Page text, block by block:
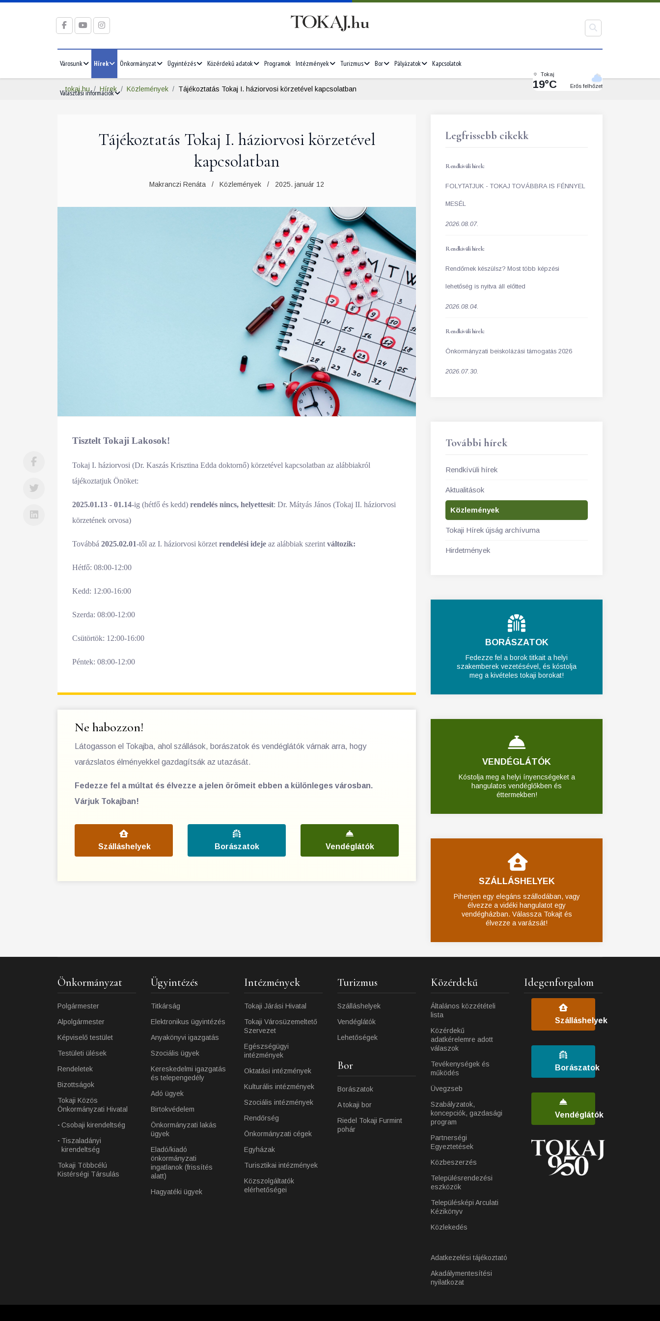
Városunk Hírek Önkormányzat Ügyintézés Közérdekű adatok Programok Intézmények Turizmus Bor Pályázatok Kapcsolatok
Választási információk
Tokaj
19°C Erős felhőzet
tokaj.hu Hírek Közlemények Tájékoztatás Tokaj I. háziorvosi körzetével kapcsolatban
Tájékoztatás Tokaj I. háziorvosi körzetével
kapcsolatban
Makranczi Renáta Közlemények 2025. január 12
Tisztelt Tokaji Lakosok!
Tokaj I. háziorvosi (Dr. Kaszás Krisztina Edda doktornő) körzetével kapcsolatban az alábbiakról
tájékoztatjuk Önöket:
2025.01.13 - 01.14-ig (hétfő és kedd) rendelés nincs, helyettesít: Dr. Mátyás János (Tokaj II. háziorvosi
körzetének orvosa)
Továbbá 2025.02.01-től az I. háziorvosi körzet rendelési ideje az alábbiak szerint változik:
Hétfő: 08:00-12:00
Kedd: 12:00-16:00
Szerda: 08:00-12:00
Csütörtök: 12:00-16:00
Péntek: 08:00-12:00
Ne habozzon!
Látogasson el Tokajba, ahol szállások, borászatok és vendéglátók várnak arra, hogy
varázslatos élményekkel gazdagítsák az utazását.
Fedezze fel a múltat és élvezze a jelen örömeit ebben a különleges városban.
Várjuk Tokajban!
Szálláshelyek Borászatok Vendéglátók
Legfrissebb cikekk
Rendkívüli hírek:
FOLYTATJUK - TOKAJ TOVÁBBRA IS FÉNNYEL
MESÉL
2026.08.07.
Rendkívüli hírek:
Rendőrnek készülsz? Most több képzési
lehetőség is nyitva áll előtted
2026.08.04.
Rendkívüli hírek:
Önkormányzati beiskolázási támogatás 2026
2026.07.30.
További hírek
Rendkívüli hírek
Aktualitások
Közlemények
Tokaji Hírek újság archívuma
Hirdetmények
BORÁSZATOK
Fedezze fel a borok titkait a helyi
szakemberek vezetésével, és kóstolja
meg a kivételes tokaji borokat!
VENDÉGLÁTÓK
Kóstolja meg a helyi ínyencségeket a
hangulatos vendéglőkben és
éttermekben!
SZÁLLÁSHELYEK
Pihenjen egy elegáns szállodában, vagy
élvezze a vidéki hangulatot egy
vendégházban. Válassza Tokajt és
élvezze a varázsát!
Önkormányzat
Polgármester
Alpolgármester
Képviselő testület
Testületi ülések
Rendeletek
Bizottságok
Tokaji Közös
Önkormányzati Hivatal
Csobaji kirendeltség
Tiszaladányi
kirendeltség
Tokaji Többcélú
Kistérségi Társulás
Ügyintézés
Titkárság
Elektronikus ügyintézés
Anyakönyvi igazgatás
Szociális ügyek
Kereskedelmi igazgatás
és telepengedély
Adó ügyek
Birtokvédelem
Önkormányzati lakás
ügyek
Eladó/kiadó
önkormányzati
ingatlanok (frissítés
alatt)
Hagyatéki ügyek
Intézmények
Tokaji Járási Hivatal
Tokaji Városüzemeltető
Szervezet
Egészségügyi
intézmények
Oktatási intézmények
Kulturális intézmények
Szociális intézmények
Rendőrség
Önkormányzati cégek
Egyházak
Turisztikai intézmények
Közszolgáltatók
elérhetőségei
Turizmus
Szálláshelyek
Vendéglátók
Lehetőségek
Bor
Borászatok
A tokaji bor
Riedel Tokaji Furmint
pohár
Közérdekű
Általános közzétételi
lista
Közérdekű
adatkérelemre adott
válaszok
Tevékenységek és
működés
Üvegzseb
Szabályzatok,
koncepciók, gazdasági
program
Partnerségi
Egyeztetések
Közbeszerzés
Településrendezési
eszközök
Településképi Arculati
Kézikönyv
Közlekedés
Adatkezelési tájékoztató
Akadálymentesítési
nyilatkozat
Idegenforgalom
Szálláshelyek
Borászatok
Vendéglátók